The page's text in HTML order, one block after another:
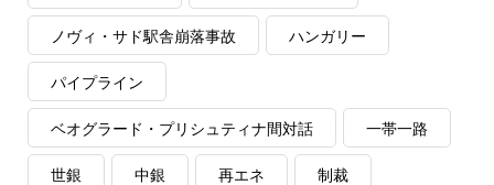
ノヴィ・サド駅舎崩落事故 ハンガリー
パイプライン
ベオグラード・プリシュティナ間対話 一帯一路
世銀 中銀 再エネ 制裁